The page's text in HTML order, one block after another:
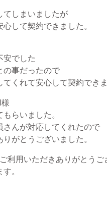
てしまいましたが
して契約できました。
安でした
の事だったので
くれて安心して契約できま
らいました。
さんが対応してくれたので
がとうございました。
利用いただきありがとうご
。